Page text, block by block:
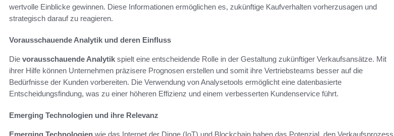
wertvolle Einblicke gewinnen. Diese Informationen ermöglichen es, zukünftige Kaufverhalten vorherzusagen und
strategisch darauf zu reagieren.
Vorausschauende Analytik und deren Einfluss
Die vorausschauende Analytik spielt eine entscheidende Rolle in der Gestaltung zukünftiger Verkaufsansätze. Mit
ihrer Hilfe können Unternehmen präzisere Prognosen erstellen und somit ihre Vertriebsteams besser auf die
Bedürfnisse der Kunden vorbereiten. Die Verwendung von Analysetools ermöglicht eine datenbasierte
Entscheidungsfindung, was zu einer höheren Effizienz und einem verbesserten Kundenservice führt.
Emerging Technologien und ihre Relevanz
Emerging Technologien wie das Internet der Dinge (IoT) und Blockchain haben das Potenzial, den Verkaufsprozess